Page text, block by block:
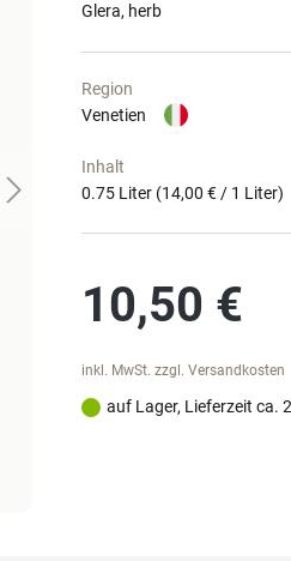
Glera herb
Region
Venetien
Inhalt
0.75 Liter (14,00 € / 1 Liter)
10,50 €
inkl. MwSt. zzgl. Versandkosten
auf Lager, Lieferzeit ca.